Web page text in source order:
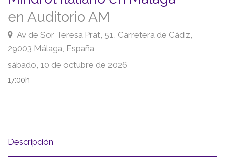
en Auditorio AM
Av de Sor Teresa Prat, 51, Carretera de Cádiz,
29003 Málaga, España
sábado, 10 de octubre de 2026
17:00h
Descripción